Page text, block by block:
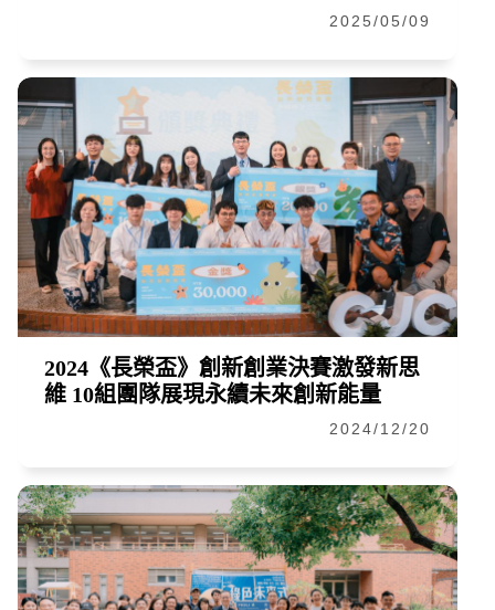
2025/05/09
2024《長榮盃》創新創業決賽激發新思
維 10組團隊展現永續未來創新能量
2024/12/20